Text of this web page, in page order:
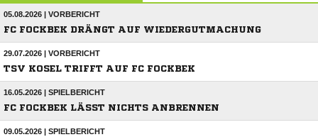
05.08.2026 | VORBERICHT
FC FOCKBEK DRÄNGT AUF WIEDERGUTMACHUNG
29.07.2026 | VORBERICHT
TSV KOSEL TRIFFT AUF FC FOCKBEK
16.05.2026 | SPIELBERICHT
FC FOCKBEK LÄSST NICHTS ANBRENNEN
09.05.2026 | SPIELBERICHT